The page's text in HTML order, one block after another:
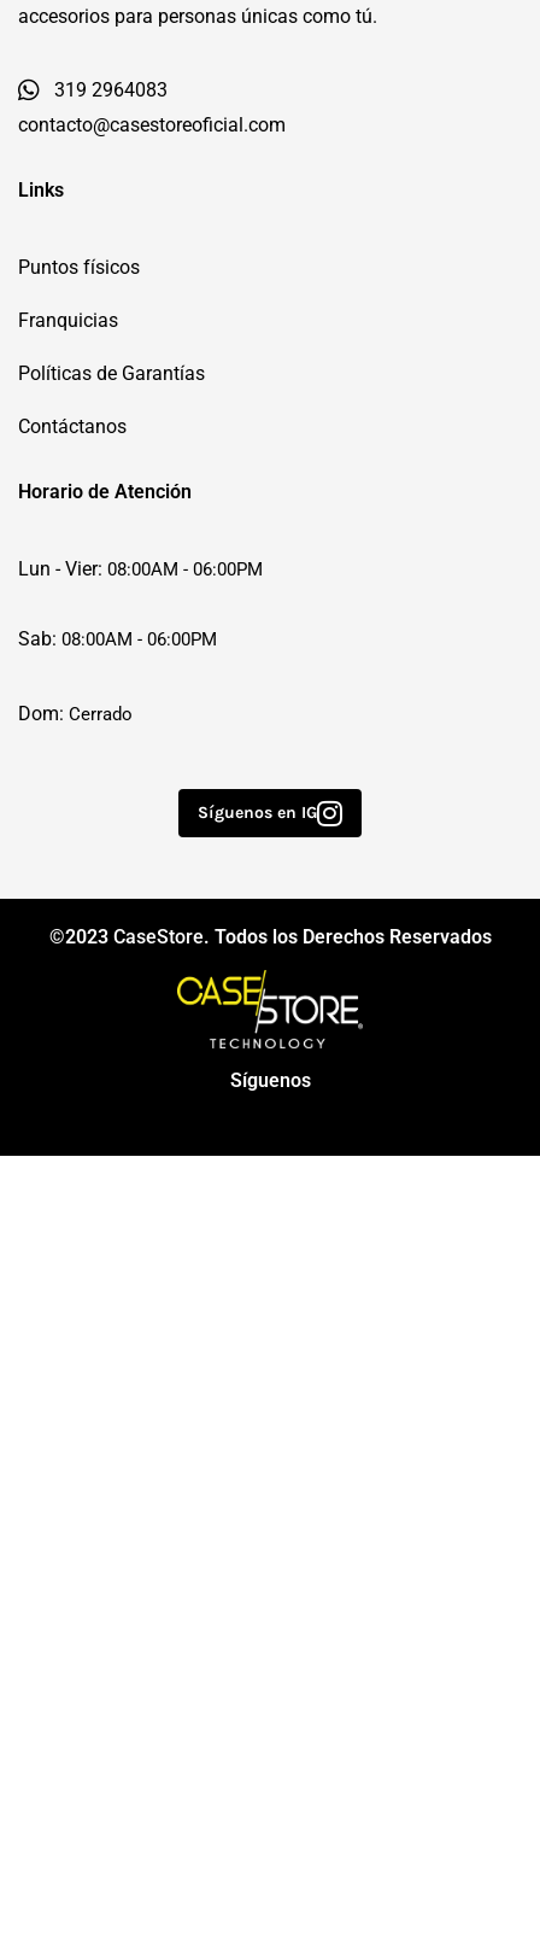
accesorios para personas únicas como tú.
319 2964083
contacto@casestoreoficial.com
Links
Puntos físicos
Franquicias
Políticas de Garantías
Contáctanos
Horario de Atención
Lun - Vier: 08:00AM - 06:00PM
Sab: 08:00AM - 06:00PM
Dom: Cerrado
Síguenos en IG
©2023 CaseStore. Todos los Derechos Reservados
Síguenos